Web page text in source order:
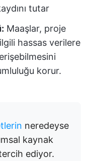
tutar
Maaşlar, proje
hassas verilere
korur.
neredeyse
kaynak
ediyor.